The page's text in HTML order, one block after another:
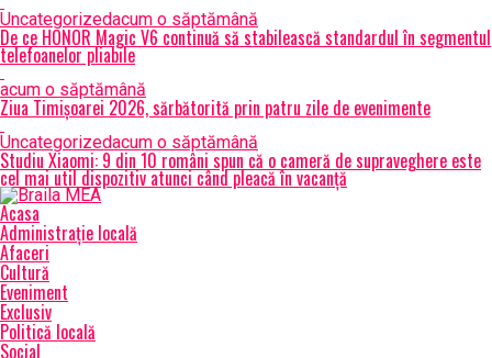
Uncategorizedacum o săptămână
De ce HONOR Magic V6 continuă să stabilească standardul în segmentul
telefoanelor pliabile
acum o săptămână
Ziua Timișoarei 2026, sărbătorită prin patru zile de evenimente
Uncategorizedacum o săptămână
Studiu Xiaomi: 9 din 10 români spun că o cameră de supraveghere este
cel mai util dispozitiv atunci când pleacă în vacanță
Acasa
Administrație locală
Afaceri
Cultură
Eveniment
Exclusiv
Politică locală
Social